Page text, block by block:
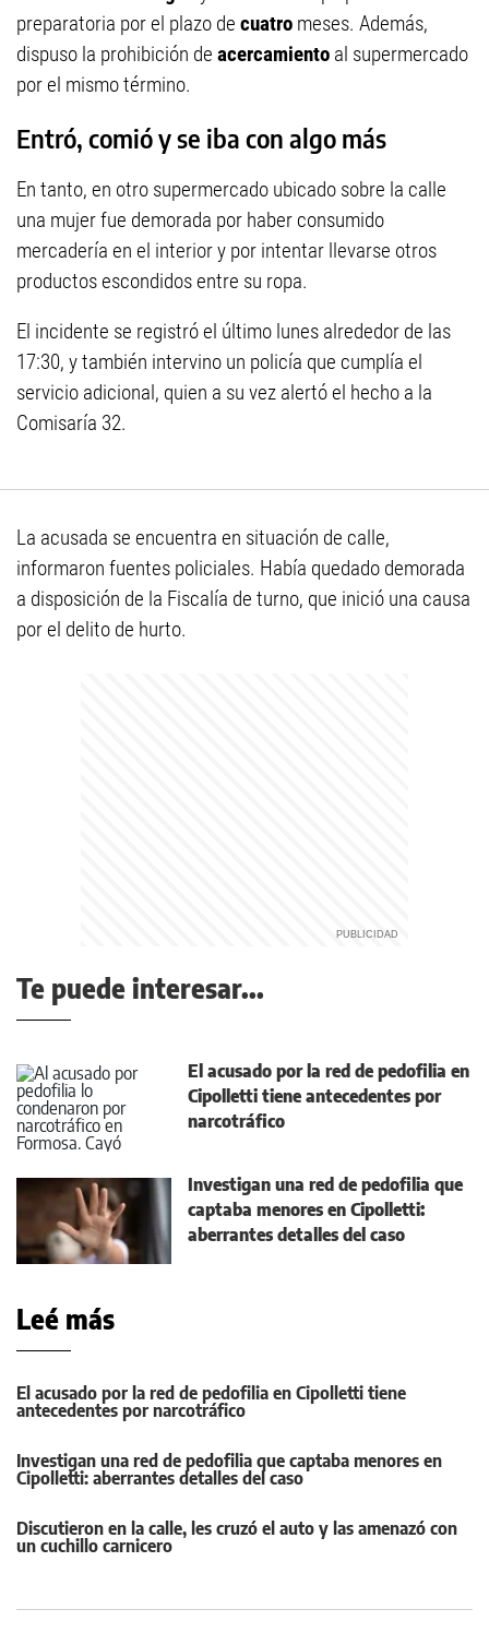
preparatoria por el plazo de cuatro meses. Además,
dispuso la prohibición de acercamiento al supermercado
por el mismo término.
Entró, comió y se iba con algo más
En tanto, en otro supermercado ubicado sobre la calle
una mujer fue demorada por haber consumido
mercadería en el interior y por intentar llevarse otros
productos escondidos entre su ropa.
El incidente se registró el último lunes alrededor de las
17:30, y también intervino un policía que cumplía el
servicio adicional, quien a su vez alertó el hecho a la
Comisaría 32.
La acusada se encuentra en situación de calle,
informaron fuentes policiales. Había quedado demorada
a disposición de la Fiscalía de turno, que inició una causa
por el delito de hurto.
Te puede interesar...
El acusado por la red de pedofilia en
Cipolletti tiene antecedentes por
narcotráfico
Investigan una red de pedofilia que
captaba menores en Cipolletti:
aberrantes detalles del caso
Leé más
El acusado por la red de pedofilia en Cipolletti tiene
antecedentes por narcotráfico
Investigan una red de pedofilia que captaba menores en
Cipolletti: aberrantes detalles del caso
Discutieron en la calle, les cruzó el auto y las amenazó con
un cuchillo carnicero